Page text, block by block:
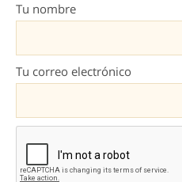
Tu nombre
Tu correo electrónico